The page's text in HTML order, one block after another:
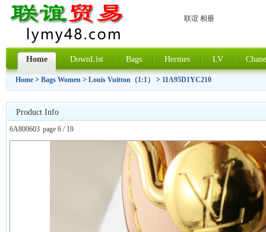
联谊 相册
Home DownList Bags Hermes LV
Home > Bags Women > Louis Vuitton（1:1） > 11A95D1YC210
Product Info
6A800603 page 6 / 19
上一张